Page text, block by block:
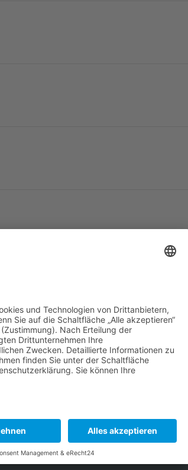
Startseite
Zurück zur
Startseite